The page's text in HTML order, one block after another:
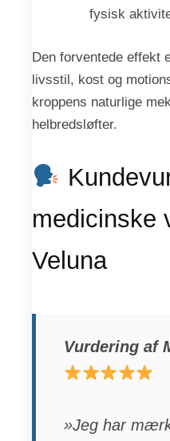
fysisk
Den forventede effekt
livsstil, kost og
kroppens naturlige
helbredsløfter.
medicinske
Veluna
Vurdering af
»Jeg har